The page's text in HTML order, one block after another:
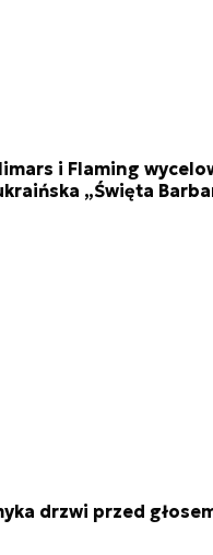
i Flaming
„Święta
drzwi przed